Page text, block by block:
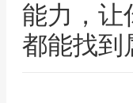
能力，让
都能找到